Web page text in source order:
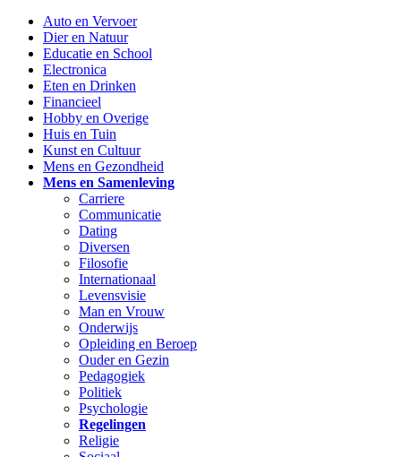
Auto en Vervoer
Dier en Natuur
Educatie en School
Electronica
Eten en Drinken
Financieel
Hobby en Overige
Huis en Tuin
Kunst en Cultuur
Mens en Gezondheid
Mens en Samenleving
Carriere
Communicatie
Dating
Diversen
Filosofie
Internationaal
Levensvisie
Man en Vrouw
Onderwijs
Opleiding en Beroep
Ouder en Gezin
Pedagogiek
Politiek
Psychologie
Regelingen
Religie